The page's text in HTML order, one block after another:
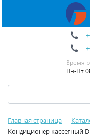
Время
Пн-Пт
Главная страница
Кондиционер кассетный